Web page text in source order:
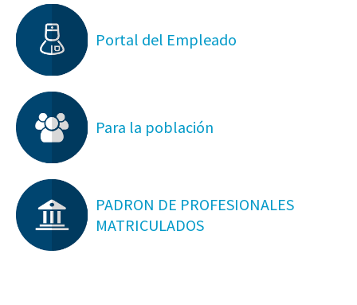
Portal del Empleado
Para la población
PADRON DE PROFESIONALES
MATRICULADOS